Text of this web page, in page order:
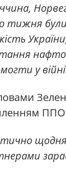
тижня
у
ППО
щодня